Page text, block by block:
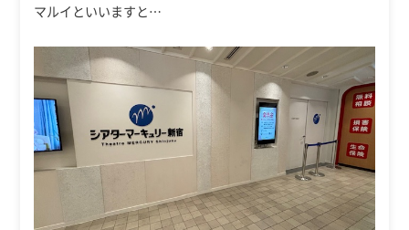
マルイといいますと…